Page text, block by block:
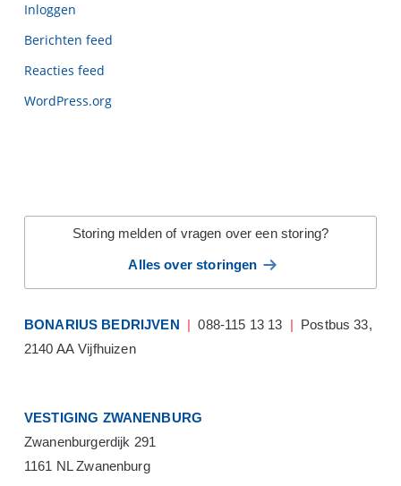
Inloggen
Berichten feed
Reacties feed
WordPress.org
Storing melden of vragen over een storing?
Alles over storingen
BONARIUS BEDRIJVEN | 088-115 13 13 | Postbus 33,
2140 AA Vijfhuizen
VESTIGING ZWANENBURG
Zwanenburgerdijk 291
1161 NL Zwanenburg